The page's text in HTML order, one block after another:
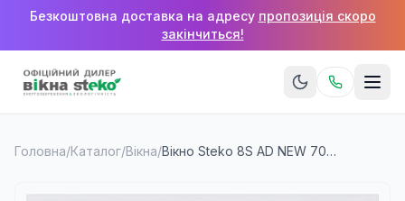
Безкоштовна доставка на адресу пропозиція скоро
закінчиться!
Головна/Каталог/Вікна/ Вікно Steko 8S AD NEW 700×1400 мм (1 стулка + верхня фрамуга)